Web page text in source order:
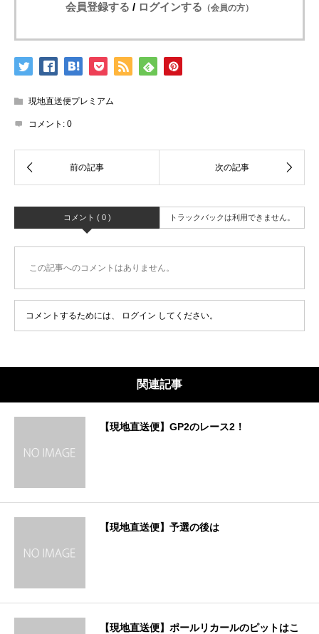
会員登録する / ログインする （会員の方）
現地直送便プレミアム
コメント: 0
コメント ( 0 ) トラックバックは利用できません。
この記事へのコメントはありません。
コメントするためには、 ログイン してください。
関連記事
【現地直送便】GP2のレース2！
【現地直送便】予選の後は
【現地直送便】ポールリカールのピットはこ